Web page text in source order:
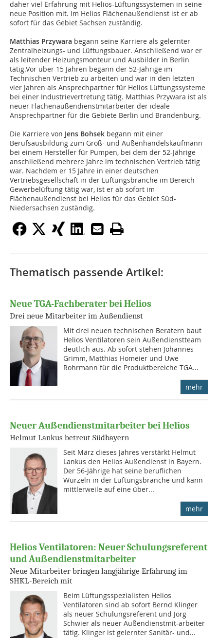
daher viel Erfahrung mit Helios-Lüftungssystemen in seine
neue Position mit. Im Helios Flächenaußendienst ist er ab
sofort für das Gebiet Sachsen zuständig.
Matthias Przywara begann seine Karriere als gelernter
Zentralheizungs- und Lüftungsbauer. Anschließend war er
als leitender Heizungsmonteur und Ausbilder in Berlin
tätig.Vor über 15 Jahren begann der 52-Jährige im
Technischen Vertrieb zu arbeiten und war in den letzten
vier Jahren als Ansprechpartner für Helios Lüftungssysteme
bei einer Industrievertretung tätig. Matthias Przywara ist als
neuer Flächenaußendienstmitarbeiter der ideale
Ansprechpartner für die Gebiete Berlin und Brandenburg.
Die Karriere von Jens Bohsek begann mit einer
Berufsausbildung zum Groß- und Außenhandelskaufmann
bei einem Hersteller für Pumpen, bei dem der 52-Jährige
anschließend mehrere Jahre im technischen Vertrieb tätig
war. Nachdem er 15 Jahre in einer deutschen
Vertriebsgesellschaft in der Lüftungsbranche im Bereich
Gewerbelüftung tätig war, ist er ab sofort im
Flächenaußendienst bei Helios für das Gebiet Süd-
Niedersachsen zuständig.
Thematisch passende Artikel:
Neue TGA-Fachberater bei Helios
Drei neue Mitarbeiter im Außendienst
Mit drei neuen technischen Beratern baut
Helios Ventilatoren sein Außendienstteam
deutlich aus. Ab sofort stehen Johannes
Grimm, Matthias Homeier und Uwe
Rohrmann für die Produktbereiche TGA...
mehr
Neuer Außendienstmitarbeiter bei Helios
Helmut Lankus betreut Südbayern
Seit März dieses Jahres verstärkt Helmut
Lankus den Helios Außendienst in Bayern.
Der 56-Jährige hat seine beruflichen
Wurzeln in der Lüftungsbranche und kann
mittlerweile auf eine über...
mehr
Helios Ventilatoren: Neuer Schulungsreferent
und Außendienstmitarbeiter
Neue Mitarbeiter bringen langjährige Erfahrung im
SHKL-Bereich mit
Beim Lüftungsspezialisten Helios
Ventilatoren sind ab sofort Bernd Klinger
als neuer Schulungsreferent und Jörg
Schwier als neuer Außendienstmit-arbeiter
tätig. Klinger ist gelernter Sanitär- und...